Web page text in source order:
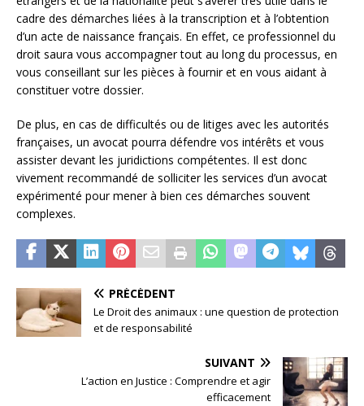
cadre des démarches liées à la transcription et à l’obtention
d’un acte de naissance français. En effet, ce professionnel du
droit saura vous accompagner tout au long du processus, en
vous conseillant sur les pièces à fournir et en vous aidant à
constituer votre dossier.
De plus, en cas de difficultés ou de litiges avec les autorités
françaises, un avocat pourra défendre vos intérêts et vous
assister devant les juridictions compétentes. Il est donc
vivement recommandé de solliciter les services d’un avocat
expérimenté pour mener à bien ces démarches souvent
complexes.
PRÉCÉDENT
Le Droit des animaux : une question de protection
et de responsabilité
SUIVANT
L’action en Justice : Comprendre et agir
efficacement